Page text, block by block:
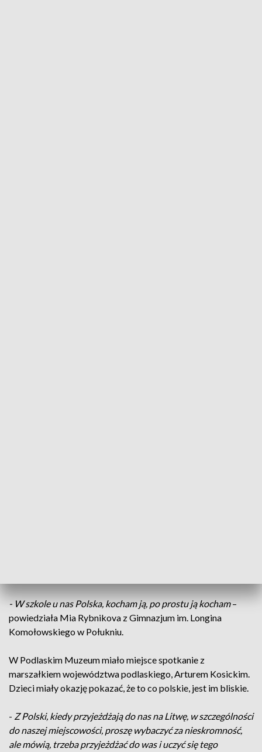
- W szkole u nas Polska, kocham ją, po prostu ją kocham–
powiedziała Mia Rybnikova z Gimnazjum im. Longina
Komołowskiego w Połukniu.
W Podlaskim Muzeum miało miejsce spotkanie z
marszałkiem województwa podlaskiego, Arturem Kosickim.
Dzieci miały okazję pokazać, że to co polskie, jest im bliskie.
- Z Polski, kiedy przyjeżdżają do nas na Litwę, w szczególności
do naszej miejscowości, proszę wybaczyć za nieskromność,
ale mówią, trzeba przyjeżdżać do was i uczyć się tego